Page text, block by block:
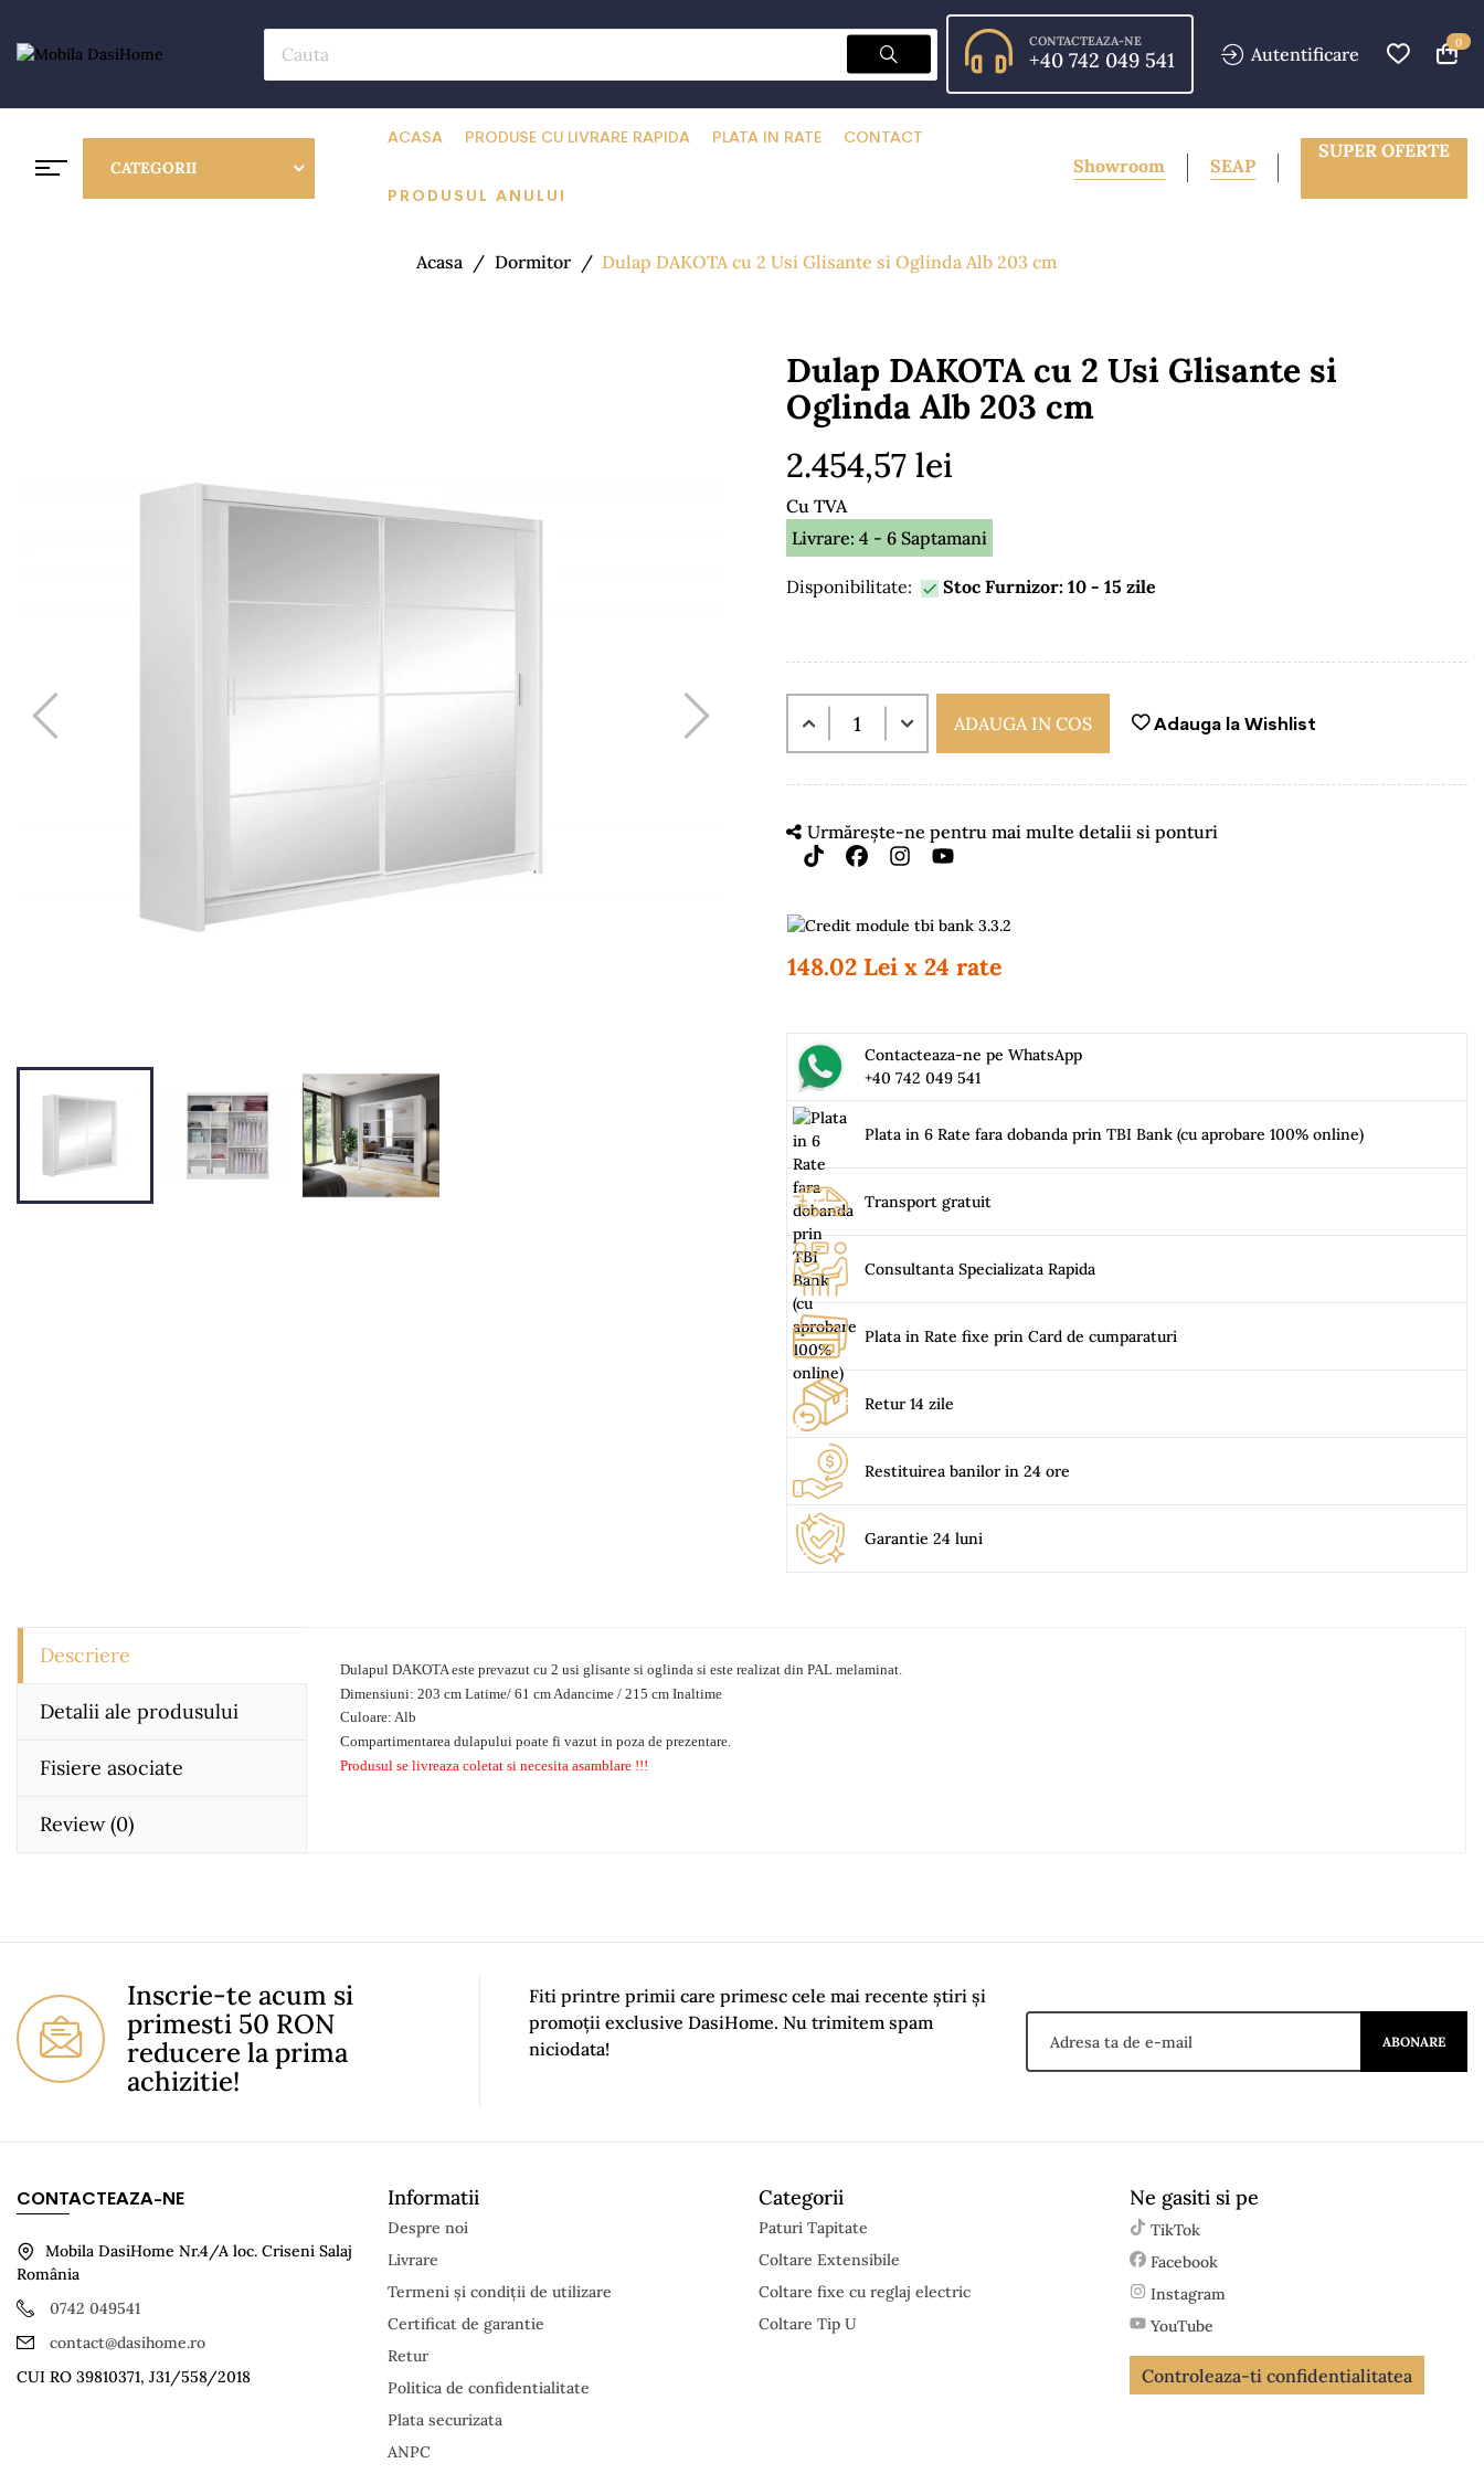
CONTACTEAZA-NE
+40 742 049 541 Autentificare
0
CATEGORII
ACASA PRODUSE CU LIVRARE RAPIDA PLATA IN RATE CONTACT
PRODUSUL ANULUI
Showroom SEAP
SUPER OFERTE
Acasa Dormitor Dulap DAKOTA cu 2 Usi Glisante si Oglinda Alb 203 cm
Dulap DAKOTA cu 2 Usi Glisante si
Oglinda Alb 203 cm
2.454,57 lei
Cu TVA
Livrare: 4 - 6 Saptamani
Disponibilitate:  Stoc Furnizor: 10 - 15 zile
ADAUGA IN COS Adauga la Wishlist
Urmărește-ne pentru mai multe detalii si ponturi
148.02 Lei x 24 rate
Contacteaza-ne pe WhatsApp
+40 742 049 541
Plata in 6 Rate fara dobanda prin TBI Bank (cu aprobare 100% online)
Transport gratuit
Consultanta Specializata Rapida
Plata in Rate fixe prin Card de cumparaturi
Retur 14 zile
Restituirea banilor in 24 ore
Garantie 24 luni
Descriere
Detalii ale produsului
Fisiere asociate
Review(0)
Dulapul DAKOTA este prevazut cu 2 usi glisante si oglinda si este realizat din PAL melaminat.
Dimensiuni: 203 cm Latime/ 61 cm Adancime / 215 cm Inaltime
Culoare: Alb
Compartimentarea dulapului poate fi vazut in poza de prezentare.
Produsul se livreaza coletat si necesita asamblare !!!
Inscrie-te acum si
primesti 50 RON
reducere la prima
achizitie!
Fiti printre primii care primesc cele mai recente știri și
promoții exclusive DasiHome. Nu trimitem spam
niciodata!
ABONARE
CONTACTEAZA-NE
Mobila DasiHome Nr.4/A loc. Criseni Salaj
România
0742 049541
contact@dasihome.ro
CUI RO 39810371, J31/558/2018
Informatii
Despre noi
Livrare
Termeni și condiții de utilizare
Certificat de garantie
Retur
Politica de confidentialitate
Plata securizata
ANPC
Categorii
Paturi Tapitate
Coltare Extensibile
Coltare fixe cu reglaj electric
Coltare Tip U
Ne gasiti si pe
TikTok
Facebook
Instagram
YouTube
Controleaza-ti confidentialitatea